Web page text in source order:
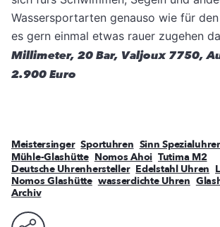
Wassersportarten genauso wie für
es gern einmal etwas rauer zugehen
Millimeter, 20 Bar, Valjoux 7750,
2.900 Euro
Meistersinger Sportuhren Sinn
Mühle-Glashütte Nomos Ahoi Tutima M2
Deutsche Uhrenhersteller Edelstahl Uhren
Nomos Glashütte wasserdichte Uhren
Archiv